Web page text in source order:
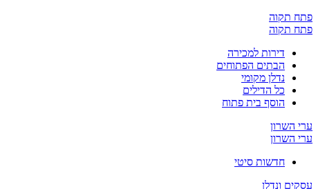
פתח תקוה
פתח תקוה
דירות למכירה
הבתים הפתוחים
נדלן מקומי
כל הדילים
הוסף בית פתוח
ערי השרון
ערי השרון
חדשות סיטי
עסקים ונדלן